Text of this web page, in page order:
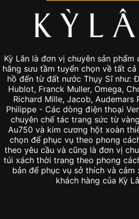
Kỳ Lân là đơn vị chuyên sản phẩm
hãng sưu tầm tuyển chọn về tất
hồ đến từ đất nước Thụy Sĩ như:
Hublot, Franck Muller, Omega,
Richard Mille, Jacob, Audemars
Philippe - Các dòng điện thoại
chuyên chế tác trang sức từ
Au750 và kim cương hột xoàn
chọn để phục vụ theo phong
theo yêu cầu và cũng là đơn vị
túi xách thời trang theo phong
bản để phục vụ sở thích và cảm
khách hàng của Kỳ